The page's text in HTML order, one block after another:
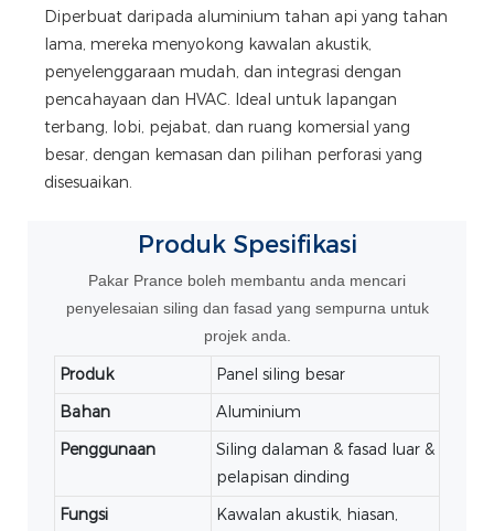
Diperbuat daripada aluminium tahan api yang tahan
lama, mereka menyokong kawalan akustik,
penyelenggaraan mudah, dan integrasi dengan
pencahayaan dan HVAC. Ideal untuk lapangan
terbang, lobi, pejabat, dan ruang komersial yang
besar, dengan kemasan dan pilihan perforasi yang
disesuaikan.
Produk Spesifikasi
Pakar Prance boleh membantu anda mencari
penyelesaian siling dan fasad yang sempurna untuk
projek anda.
Produk
Panel siling besar
Bahan
Aluminium
Penggunaan
Siling dalaman & fasad luar &
pelapisan dinding
Fungsi
Kawalan akustik, hiasan,